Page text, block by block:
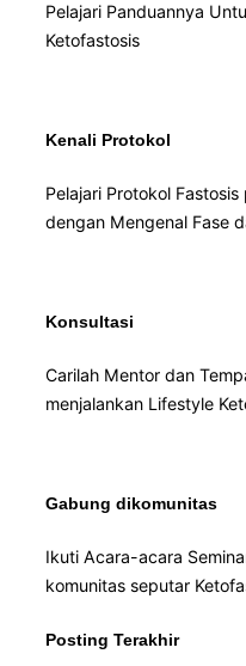
Pelajari Panduannya
Ketofastosis
Kenali Protokol
Pelajari Protokol
dengan Mengenal Fase
Konsultasi
Carilah Mentor dan
menjalankan Lifestyle
Gabung dikomunitas
Ikuti Acara-acara
komunitas seputar
Posting Terakhir